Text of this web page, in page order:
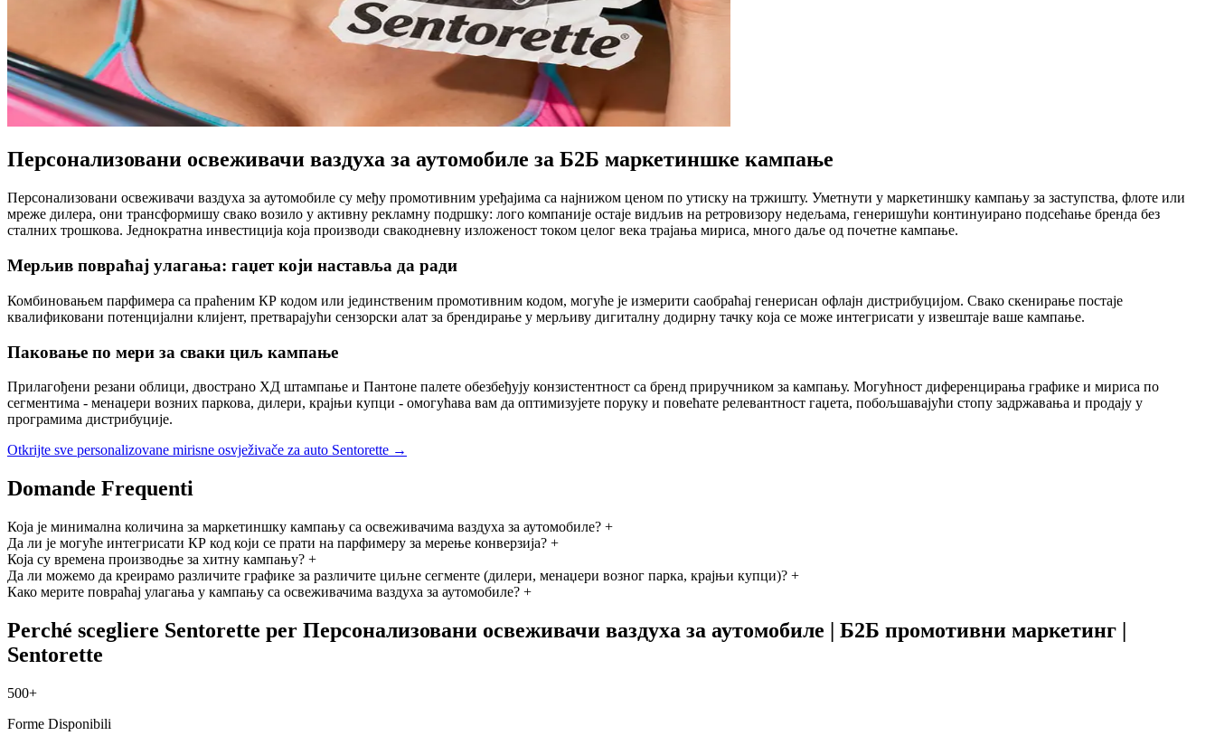
Персонализовани освеживачи ваздуха за аутомобиле за Б2Б маркетиншке кампање
Персонализовани освеживачи ваздуха за аутомобиле су међу промотивним уређајима са најнижом ценом по утиску на тржишту. Уметнути у маркетиншку кампању за заступства, флоте или
мреже дилера, они трансформишу свако возило у активну рекламну подршку: лого компаније остаје видљив на ретровизору недељама, генеришући континуирано подсећање бренда без
сталних трошкова. Једнократна инвестиција која производи свакодневну изложеност током целог века трајања мириса, много даље од почетне кампање.
Мерљив повраћај улагања: гаџет који наставља да ради
Комбиновањем парфимера са праћеним КР кодом или јединственим промотивним кодом, могуће је измерити саобраћај генерисан офлајн дистрибуцијом. Свако скенирање постаје
квалификовани потенцијални клијент, претварајући сензорски алат за брендирање у мерљиву дигиталну додирну тачку која се може интегрисати у извештаје ваше кампање.
Паковање по мери за сваки циљ кампање
Прилагођени резани облици, двострано ХД штампање и Пантоне палете обезбеђују конзистентност са бренд приручником за кампању. Могућност диференцирања графике и мириса по
сегментима - менаџери возних паркова, дилери, крајњи купци - омогућава вам да оптимизујете поруку и повећате релевантност гаџета, побољшавајући стопу задржавања и продају у
програмима дистрибуције.
Otkrijte sve personalizovane mirisne osvježivače za auto Sentorette →
Domande Frequenti
Која је минимална количина за маркетиншку кампању са освеживачима ваздуха за аутомобиле? +
Да ли је могуће интегрисати КР код који се прати на парфимеру за мерење конверзија? +
Која су времена производње за хитну кампању? +
Да ли можемо да креирамо различите графике за различите циљне сегменте (дилери, менаџери возног парка, крајњи купци)? +
Како мерите повраћај улагања у кампању са освеживачима ваздуха за аутомобиле? +
Perché scegliere Sentorette per Персонализовани освеживачи ваздуха за аутомобиле | Б2Б промотивни маркетинг |
Sentorette
500+
Forme Disponibili